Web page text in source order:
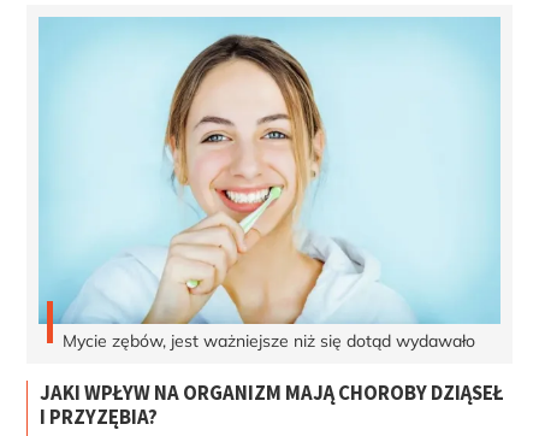
Mycie zębów, jest ważniejsze niż się dotąd wydawało
JAKI WPŁYW NA ORGANIZM MAJĄ CHOROBY DZIĄSEŁ
I PRZYZĘBIA?